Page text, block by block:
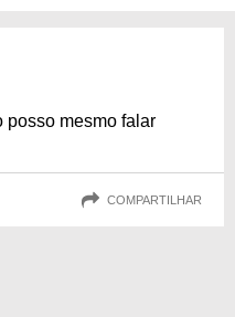
posso mesmo falar
COMPARTILHAR